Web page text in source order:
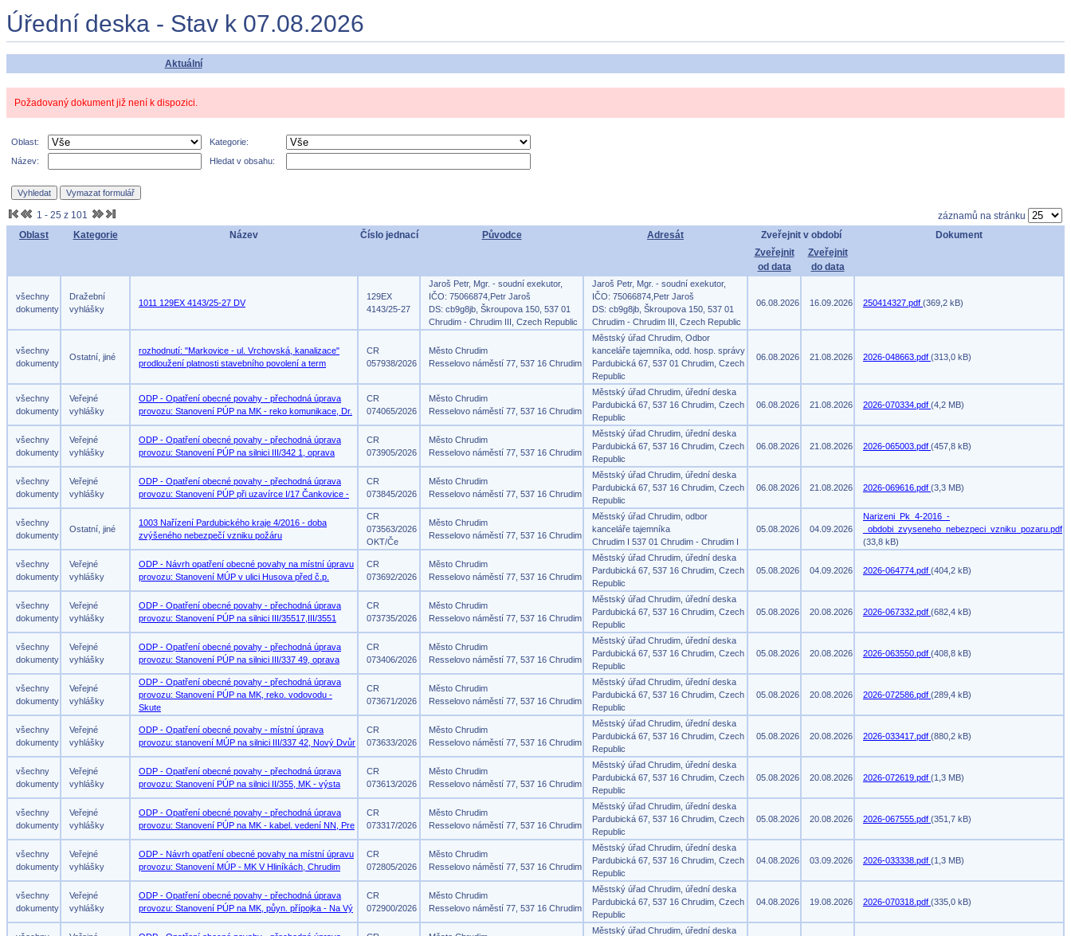
Úřední deska - Stav k 07.08.2026
Aktuální
Požadovaný dokument již není k dispozici.
Oblast:
Kategorie:
Název:
Hledat v obsahu:
1 - 25 z 101
záznamů na stránku
Oblast
Kategorie Název Číslo jednací Původce Adresát Zveřejnit v období
Dokument
Zveřejnit
od data
Zveřejnit
do data
všechny
dokumenty
Dražební
vyhlášky
1011 129EX 4143/25-27 DV
129EX
4143/25-27
Jaroš Petr, Mgr. - soudní exekutor,
IČO: 75066874,Petr Jaroš
DS: cb9g8jb, Škroupova 150, 537 01
Chrudim - Chrudim III, Czech Republic
Jaroš Petr, Mgr. - soudní exekutor,
IČO: 75066874,Petr Jaroš
DS: cb9g8jb, Škroupova 150, 537 01
Chrudim - Chrudim III, Czech Republic
06.08.2026 16.09.2026 250414327.pdf (369,2 kB)
všechny
dokumenty
Ostatní, jiné
rozhodnutí: "Markovice - ul. Vrchovská, kanalizace"
prodloužení platnosti stavebního povolení a term
CR
057938/2026
Město Chrudim
Resselovo náměstí 77, 537 16 Chrudim
Městský úřad Chrudim, Odbor
kanceláře tajemníka, odd. hosp. správy
Pardubická 67, 537 01 Chrudim, Czech
Republic
06.08.2026 21.08.2026 2026-048663.pdf (313,0 kB)
všechny
dokumenty
Veřejné
vyhlášky
ODP - Opatření obecné povahy - přechodná úprava
provozu: Stanovení PÚP na MK - reko komunikace, Dr.
CR
074065/2026
Město Chrudim
Resselovo náměstí 77, 537 16 Chrudim
Městský úřad Chrudim, úřední deska
Pardubická 67, 537 16 Chrudim, Czech
Republic
06.08.2026 21.08.2026 2026-070334.pdf (4,2 MB)
všechny
dokumenty
Veřejné
vyhlášky
ODP - Opatření obecné povahy - přechodná úprava
provozu: Stanovení PÚP na silnici III/342 1, oprava
CR
073905/2026
Město Chrudim
Resselovo náměstí 77, 537 16 Chrudim
Městský úřad Chrudim, úřední deska
Pardubická 67, 537 16 Chrudim, Czech
Republic
06.08.2026 21.08.2026 2026-065003.pdf (457,8 kB)
všechny
dokumenty
Veřejné
vyhlášky
ODP - Opatření obecné povahy - přechodná úprava
provozu: Stanovení PÚP při uzavírce I/17 Čankovice -
CR
073845/2026
Město Chrudim
Resselovo náměstí 77, 537 16 Chrudim
Městský úřad Chrudim, úřední deska
Pardubická 67, 537 16 Chrudim, Czech
Republic
06.08.2026 21.08.2026 2026-069616.pdf (3,3 MB)
všechny
dokumenty
Ostatní, jiné
1003 Nařízení Pardubického kraje 4/2016 - doba
zvýšeného nebezpečí vzniku požáru
CR
073563/2026
OKT/Če
Město Chrudim
Resselovo náměstí 77, 537 16 Chrudim
Městský úřad Chrudim, odbor
kanceláře tajemníka
Chrudim I 537 01 Chrudim - Chrudim I
05.08.2026 04.09.2026
Narizeni_Pk_4-2016_-
_obdobi_zvyseneho_nebezpeci_vzniku_pozaru.pdf
(33,8 kB)
všechny
dokumenty
Veřejné
vyhlášky
ODP - Návrh opatření obecné povahy na místní úpravu
provozu: Stanovení MÚP v ulici Husova před č.p.
CR
073692/2026
Město Chrudim
Resselovo náměstí 77, 537 16 Chrudim
Městský úřad Chrudim, úřední deska
Pardubická 67, 537 16 Chrudim, Czech
Republic
05.08.2026 04.09.2026 2026-064774.pdf (404,2 kB)
všechny
dokumenty
Veřejné
vyhlášky
ODP - Opatření obecné povahy - přechodná úprava
provozu: Stanovení PÚP na silnici III/35517,III/3551
CR
073735/2026
Město Chrudim
Resselovo náměstí 77, 537 16 Chrudim
Městský úřad Chrudim, úřední deska
Pardubická 67, 537 16 Chrudim, Czech
Republic
05.08.2026 20.08.2026 2026-067332.pdf (682,4 kB)
všechny
dokumenty
Veřejné
vyhlášky
ODP - Opatření obecné povahy - přechodná úprava
provozu: Stanovení PÚP na silnici III/337 49, oprava
CR
073406/2026
Město Chrudim
Resselovo náměstí 77, 537 16 Chrudim
Městský úřad Chrudim, úřední deska
Pardubická 67, 537 16 Chrudim, Czech
Republic
05.08.2026 20.08.2026 2026-063550.pdf (408,8 kB)
všechny
dokumenty
Veřejné
vyhlášky
ODP - Opatření obecné povahy - přechodná úprava
provozu: Stanovení PÚP na MK, reko. vodovodu -
Skute
CR
073671/2026
Město Chrudim
Resselovo náměstí 77, 537 16 Chrudim
Městský úřad Chrudim, úřední deska
Pardubická 67, 537 16 Chrudim, Czech
Republic
05.08.2026 20.08.2026 2026-072586.pdf (289,4 kB)
všechny
dokumenty
Veřejné
vyhlášky
ODP - Opatření obecné povahy - místní úprava
provozu: stanovení MÚP na silnici III/337 42, Nový Dvůr
CR
073633/2026
Město Chrudim
Resselovo náměstí 77, 537 16 Chrudim
Městský úřad Chrudim, úřední deska
Pardubická 67, 537 16 Chrudim, Czech
Republic
05.08.2026 20.08.2026 2026-033417.pdf (880,2 kB)
všechny
dokumenty
Veřejné
vyhlášky
ODP - Opatření obecné povahy - přechodná úprava
provozu: Stanovení PÚP na silnici II/355, MK - výsta
CR
073613/2026
Město Chrudim
Resselovo náměstí 77, 537 16 Chrudim
Městský úřad Chrudim, úřední deska
Pardubická 67, 537 16 Chrudim, Czech
Republic
05.08.2026 20.08.2026 2026-072619.pdf (1,3 MB)
všechny
dokumenty
Veřejné
vyhlášky
ODP - Opatření obecné povahy - přechodná úprava
provozu: Stanovení PÚP na MK - kabel. vedení NN, Pre
CR
073317/2026
Město Chrudim
Resselovo náměstí 77, 537 16 Chrudim
Městský úřad Chrudim, úřední deska
Pardubická 67, 537 16 Chrudim, Czech
Republic
05.08.2026 20.08.2026 2026-067555.pdf (351,7 kB)
všechny
dokumenty
Veřejné
vyhlášky
ODP - Návrh opatření obecné povahy na místní úpravu
provozu: Stanovení MÚP - MK V Hliníkách, Chrudim
CR
072805/2026
Město Chrudim
Resselovo náměstí 77, 537 16 Chrudim
Městský úřad Chrudim, úřední deska
Pardubická 67, 537 16 Chrudim, Czech
Republic
04.08.2026 03.09.2026 2026-033338.pdf (1,3 MB)
všechny
dokumenty
Veřejné
vyhlášky
ODP - Opatření obecné povahy - přechodná úprava
provozu: Stanovení PÚP na MK, půyn. přípojka - Na Vý
CR
072900/2026
Město Chrudim
Resselovo náměstí 77, 537 16 Chrudim
Městský úřad Chrudim, úřední deska
Pardubická 67, 537 16 Chrudim, Czech
Republic
04.08.2026 19.08.2026 2026-070318.pdf (335,0 kB)
Městský úřad Chrudim, úřední deska